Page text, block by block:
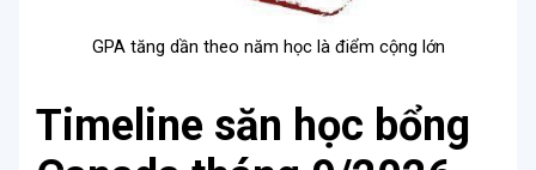
GPA tăng dần theo năm học là điểm cộng lớn
Timeline săn học bổng